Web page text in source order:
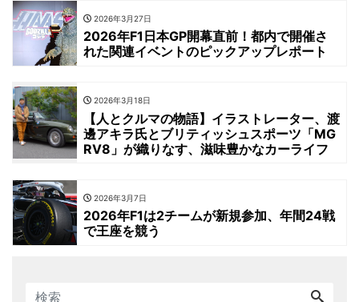
2026年3月27日
2026年F1日本GP開幕直前！都内で開催さ
れた関連イベントのピックアップレポート
2026年3月18日
【人とクルマの物語】イラストレーター、渡
邊アキラ氏とブリティッシュスポーツ「MG
RV8」が織りなす、滋味豊かなカーライフ
2026年3月7日
2026年F1は2チームが新規参加、年間24戦
で王座を競う